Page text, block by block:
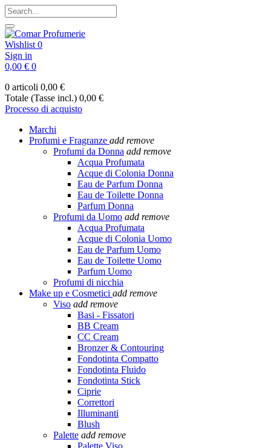
Wishlist 0
Sign in
0,00 € 0
0 articoli 0,00 €
Totale (Tasse incl.) 0,00 €
Processo di acquisto
Marchi
Profumi e Fragranze add remove
Profumi da Donna add remove
Acqua Profumata
Acque di Colonia Donna
Eau de Parfum Donna
Eau de Toilette Donna
Parfum Donna
Profumi da Uomo add remove
Acqua Profumata
Acque di Colonia Uomo
Eau de Parfum Uomo
Eau de Toilette Uomo
Parfum Uomo
Profumi di nicchia
Make up e Cosmetici add remove
Viso add remove
Basi - Fissatori
BB Cream
CC Cream
Bronzer & Contouring
Fondotinta Compatto
Fondotinta Fluido
Fondotinta Stick
Ciprie
Correttori
Illuminanti
Blush
Palette add remove
Palette Viso